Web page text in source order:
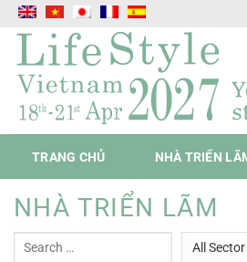
Chuyển
đến
dung
TRANG CHỦ NHÀ TRIỂN
NHÀ TRIỂN LÃM